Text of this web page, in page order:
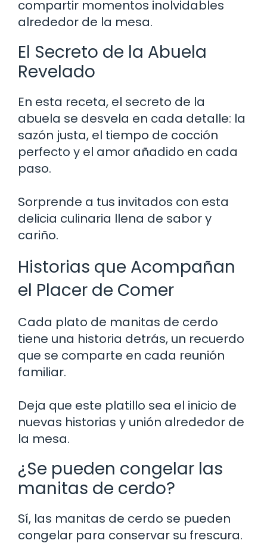
compartir momentos inolvidables
alrededor de la mesa.
El Secreto de la Abuela
Revelado
En esta receta, el secreto de la
abuela se desvela en cada detalle: la
sazón justa, el tiempo de cocción
perfecto y el amor añadido en cada
paso.
Sorprende a tus invitados con esta
delicia culinaria llena de sabor y
cariño.
Historias que Acompañan
el Placer de Comer
Cada plato de manitas de cerdo
tiene una historia detrás, un recuerdo
que se comparte en cada reunión
familiar.
Deja que este platillo sea el inicio de
nuevas historias y unión alrededor de
la mesa.
¿Se pueden congelar las
manitas de cerdo?
Sí, las manitas de cerdo se pueden
congelar para conservar su frescura.